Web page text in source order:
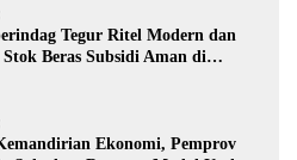
Tegur Ritel Modern dan
Beras Subsidi Aman di
Ekonomi, Pemprov